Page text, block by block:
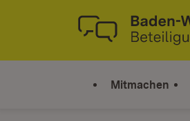
Zum Inhalt springen
Link zur Startseite
Mitmachen